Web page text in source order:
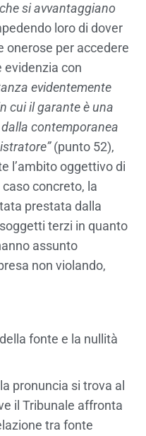
si avvantaggiano
loro di dover
onerose per accedere
evidenzia con
evidentemente
cui il garante è una
contemporanea
(punto 52),
l’ambito oggettivo di
concreto, la
prestata dalla
terzi in quanto
assunto
non violando,
fonte e la nullità
pronuncia si trova al
il Tribunale affronta
tra fonte